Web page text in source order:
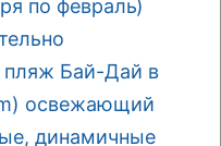
по февраль)
пляж Бай-Дай в
освежающий
динамичные